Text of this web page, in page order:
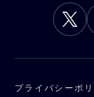
プライバシーポ